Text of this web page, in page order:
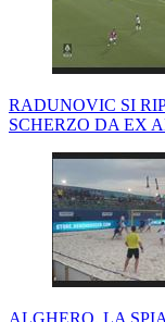
RADUNOVIC SI
SCHERZO DA EX